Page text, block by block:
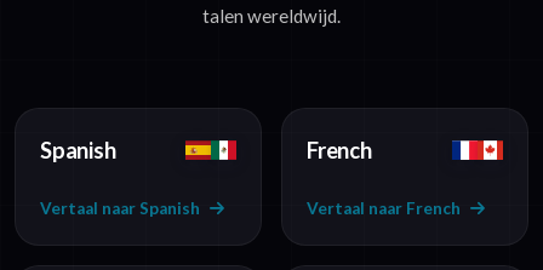
talen wereldwijd.
Spanish
Vertaal naar Spanish
French
Vertaal naar French